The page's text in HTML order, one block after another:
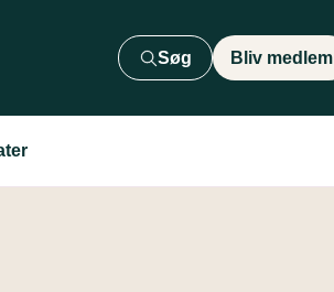
Søg Bliv medlem